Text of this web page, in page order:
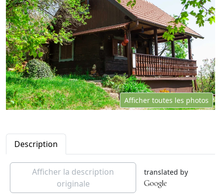
Afficher toutes les photos
Description
Afficher la description
originale
translated by